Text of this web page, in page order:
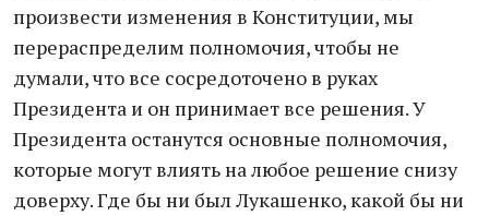
произвести изменения в Конституции, мы
перераспределим полномочия, чтобы не
думали, что все сосредоточено в руках
Президента и он принимает все решения. У
Президента останутся основные полномочия,
которые могут влиять на любое решение снизу
доверху. Где бы ни был Лукашенко, какой бы ни